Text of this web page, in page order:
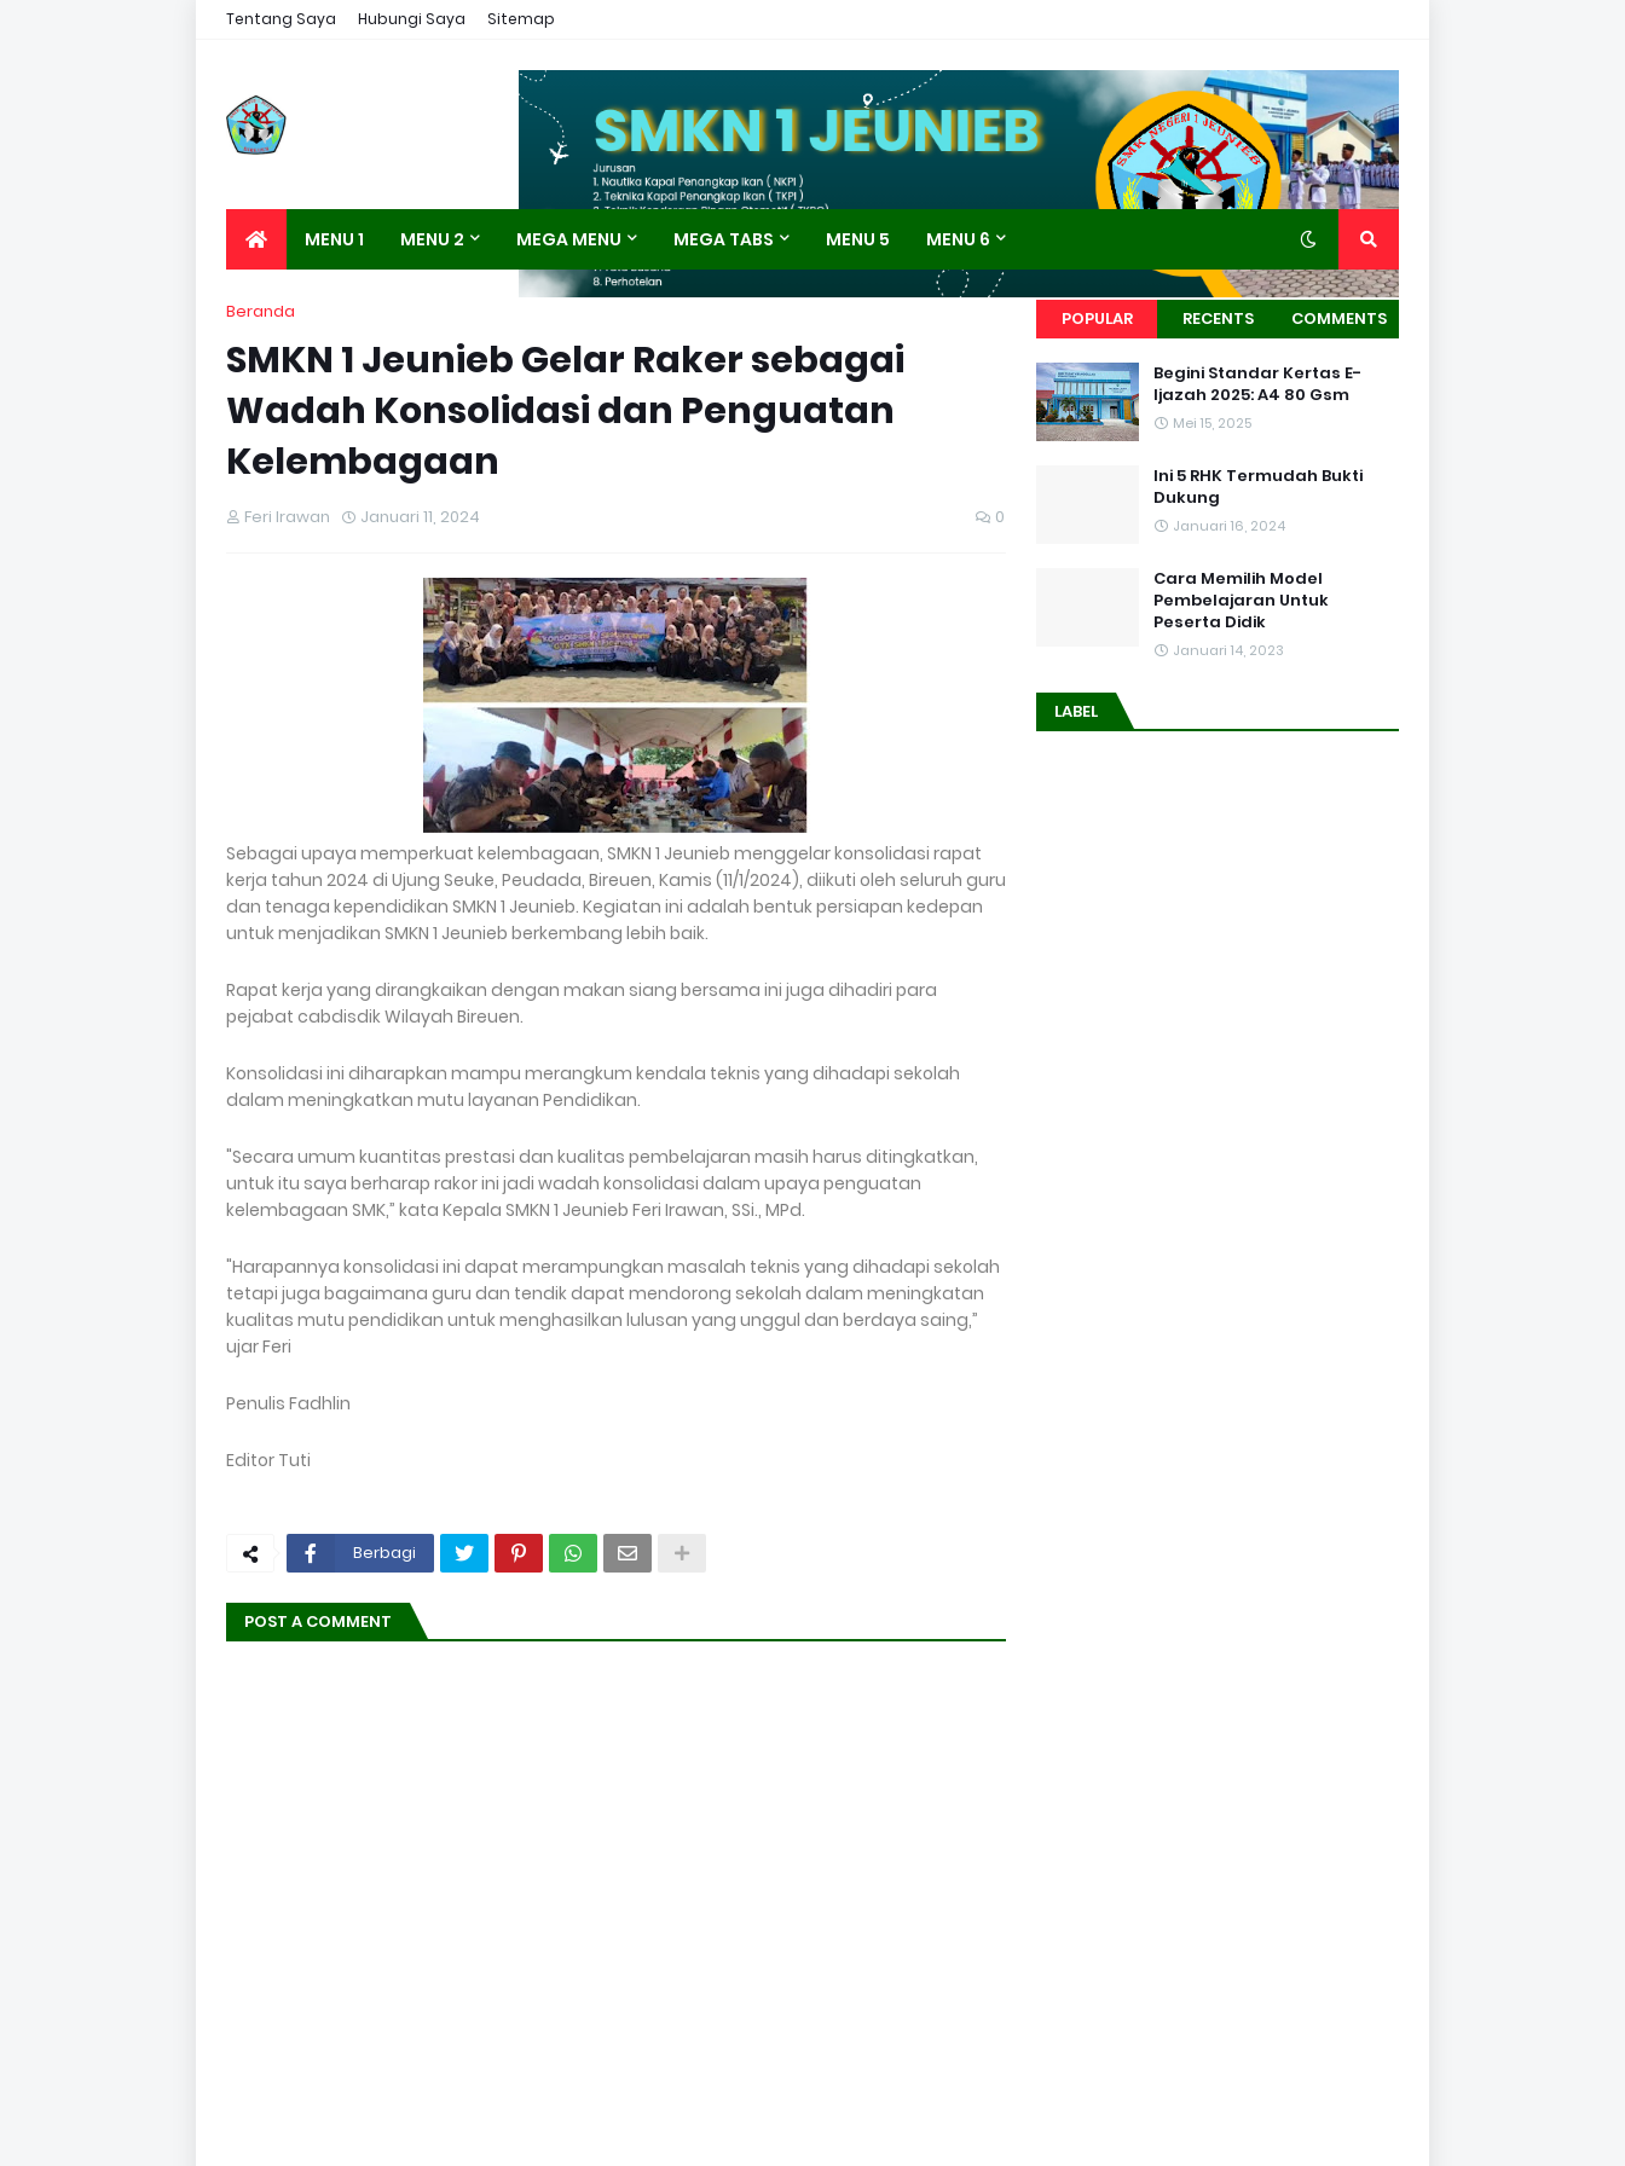
Tentang Saya Hubungi Saya Sitemap
MENU 1 MENU 2 MEGA MENU MEGA TABS MENU 5 MENU 6
Beranda
SMKN 1 Jeunieb Gelar Raker sebagai
Wadah Konsolidasi dan Penguatan
Kelembagaan
Feri Irawan Januari 11, 2024 0
Sebagai upaya memperkuat kelembagaan, SMKN 1 Jeunieb menggelar konsolidasi rapat
kerja tahun 2024 di Ujung Seuke, Peudada, Bireuen, Kamis (11/1/2024), diikuti oleh seluruh guru
dan tenaga kependidikan SMKN 1 Jeunieb. Kegiatan ini adalah bentuk persiapan kedepan
untuk menjadikan SMKN 1 Jeunieb berkembang lebih baik.
Rapat kerja yang dirangkaikan dengan makan siang bersama ini juga dihadiri para
pejabat cabdisdik Wilayah Bireuen.
Konsolidasi ini diharapkan mampu merangkum kendala teknis yang dihadapi sekolah
dalam meningkatkan mutu layanan Pendidikan.
"Secara umum kuantitas prestasi dan kualitas pembelajaran masih harus ditingkatkan,
untuk itu saya berharap rakor ini jadi wadah konsolidasi dalam upaya penguatan
kelembagaan SMK,” kata Kepala SMKN 1 Jeunieb Feri Irawan, SSi., MPd.
"Harapannya konsolidasi ini dapat merampungkan masalah teknis yang dihadapi sekolah
tetapi juga bagaimana guru dan tendik dapat mendorong sekolah dalam meningkatan
kualitas mutu pendidikan untuk menghasilkan lulusan yang unggul dan berdaya saing,”
ujar Feri
Penulis Fadhlin
Editor Tuti
Berbagi
POST A COMMENT
POPULAR RECENTS COMMENTS
Begini Standar Kertas E-
Ijazah 2025: A4 80 Gsm
Mei 15, 2025
Ini 5 RHK Termudah Bukti
Dukung
Januari 16, 2024
Cara Memilih Model
Pembelajaran Untuk
Peserta Didik
Januari 14, 2023
LABEL